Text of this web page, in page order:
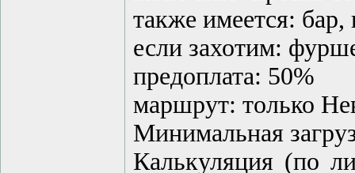
также имеется:
если захотим:
предоплата: 50%
маршрут: только
Минимальная
Калькуляция (по